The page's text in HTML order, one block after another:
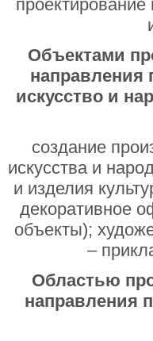
проектирование
Объектами
направления
искусство и
создание
искусства и
и изделия
декоративное
объекты);
–
Областью
направления